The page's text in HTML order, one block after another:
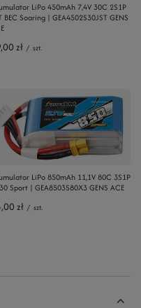
LiPo 450mAh 7,4V 30C 2S1P
BEC Soaring | GEA4502S30JST GENS
zł / szt.
LiPo 850mAh 11,1V 80C 3S1P
Sport | GEA8503S80X3 GENS ACE
zł / szt.